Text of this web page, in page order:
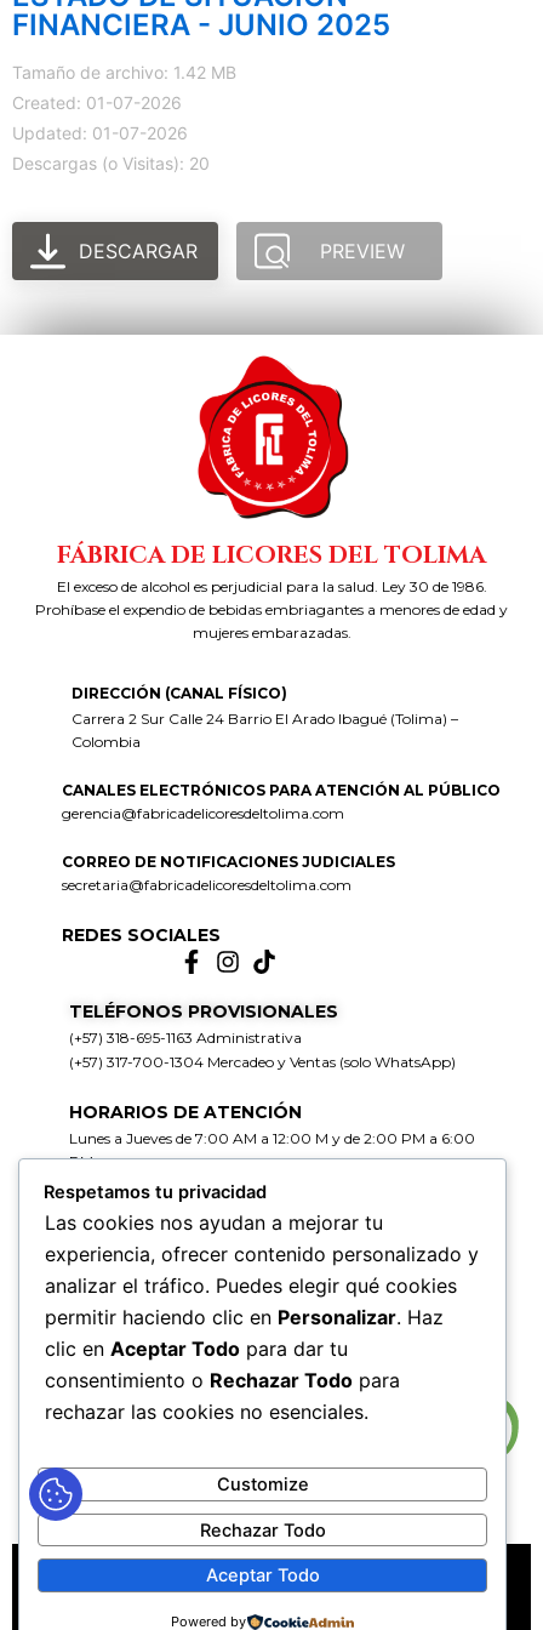
FINANCIERA - JUNIO 2025
Tamaño de archivo: 1.42 MB
Created: 01-07-2026
Updated: 01-07-2026
Descargas (o Visitas): 20
DESCARGAR PREVIEW
FÁBRICA DE LICORES DEL TOLIMA
El exceso de alcohol es perjudicial para la salud. Ley 30 de 1986.
Prohíbase el expendio de bebidas embriagantes a menores de edad y
mujeres embarazadas.
DIRECCIÓN (CANAL FÍSICO)
Carrera 2 Sur Calle 24 Barrio El Arado Ibagué (Tolima) –
Colombia
CANALES ELECTRÓNICOS PARA ATENCIÓN AL PÚBLICO
gerencia@fabricadelicoresdeltolima.com
CORREO DE NOTIFICACIONES JUDICIALES
secretaria@fabricadelicoresdeltolima.com
REDES SOCIALES
TELÉFONOS PROVISIONALES
(+57) 318-695-1163 Administrativa
(+57) 317-700-1304 Mercadeo y Ventas (solo WhatsApp)
HORARIOS DE ATENCIÓN
Lunes a Jueves de 7:00 AM a 12:00 M y de 2:00 PM a 6:00
PM
Viernes de 7:00 AM a 12:00 M y de 2:00 PM a 5:00 PM
HORARIOS DE RADICACIÓN DE
CORRESPONDENCIA
Lunes a Jueves de 7:30 AM a 11:30 AM y de 2:00 PM a 5:00
PM
Viernes de 7:30 AM a 11:30 PM y de 2:00 PM a 4:00 PM
MAPA DEL SITIOPOLÍTICAS DE PRIVACIDAD
POLÍTICAS DE DERECHOS DE AUTOR
Respetamos tu privacidad
Las cookies nos ayudan a mejorar tu
experiencia, ofrecer contenido personalizado y
analizar el tráfico. Puedes elegir qué cookies
permitir haciendo clic en Personalizar. Haz
clic en Aceptar Todo para dar tu
consentimiento o Rechazar Todo para
rechazar las cookies no esenciales.
Customize
Rechazar Todo
Aceptar Todo
Powered by